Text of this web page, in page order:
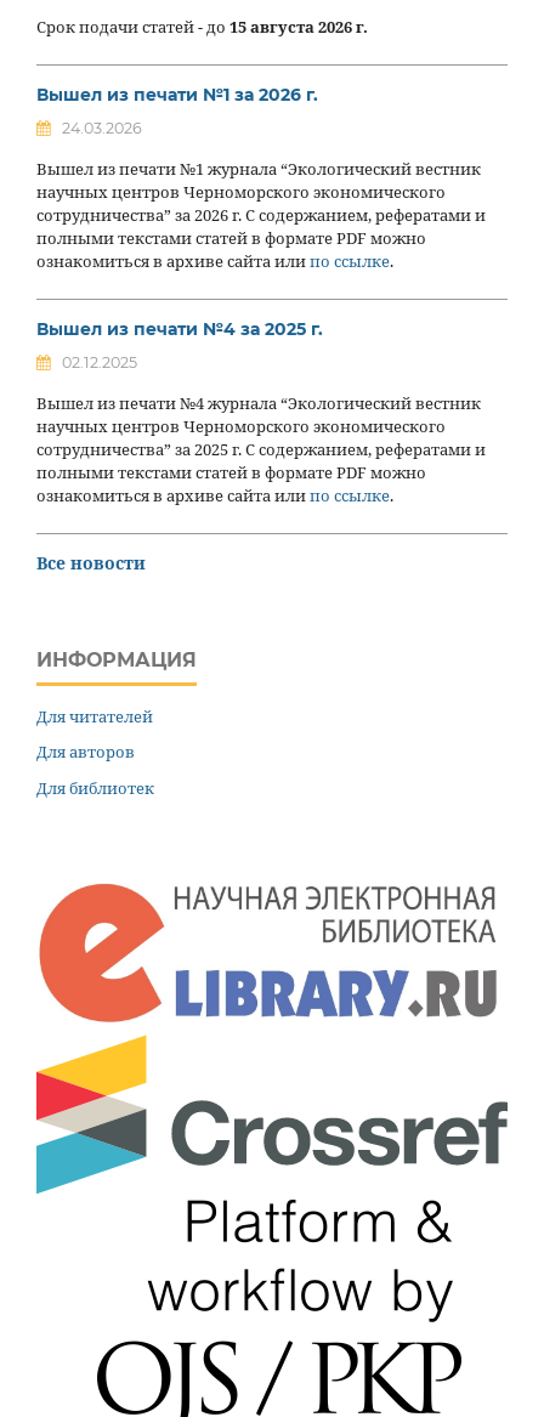
Срок подачи статей - до 15 августа 2026 г.
Вышел из печати №1 за 2026 г.
24.03.2026
Вышел из печати №1 журнала “Экологический вестник
научных центров Черноморского экономического
сотрудничества” за 2026 г. С содержанием, рефератами и
полными текстами статей в формате PDF можно
ознакомиться в архиве сайта илипо ссылке.
Вышел из печати №4 за 2025 г.
02.12.2025
Вышел из печати №4 журнала “Экологический вестник
научных центров Черноморского экономического
сотрудничества” за 2025 г. С содержанием, рефератами и
полными текстами статей в формате PDF можно
ознакомиться в архиве сайта илипо ссылке.
Все новости
ИНФОРМАЦИЯ
Для читателей
Для авторов
Для библиотек